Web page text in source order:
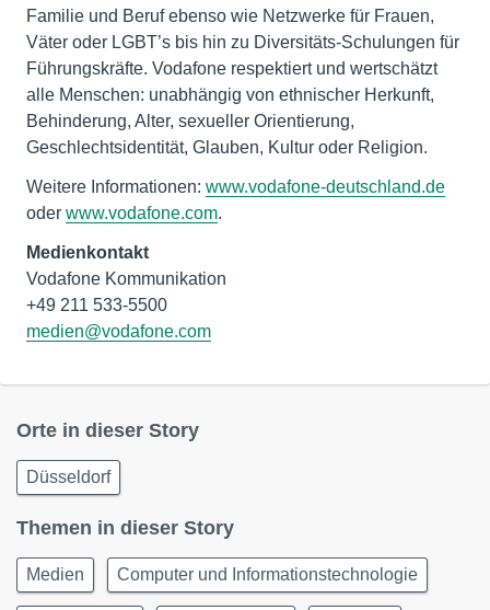
Familie und Beruf ebenso wie Netzwerke für Frauen,
Väter oder LGBT’s bis hin zu Diversitäts-Schulungen für
Führungskräfte. Vodafone respektiert und wertschätzt
alle Menschen: unabhängig von ethnischer Herkunft,
Behinderung, Alter, sexueller Orientierung,
Geschlechtsidentität, Glauben, Kultur oder Religion.
Weitere Informationen: www.vodafone-deutschland.de
oder www.vodafone.com.
Medienkontakt
Vodafone Kommunikation
medien@vodafone.com
Orte in dieser Story
Düsseldorf
Themen in dieser Story
Medien Computer und Informationstechnologie